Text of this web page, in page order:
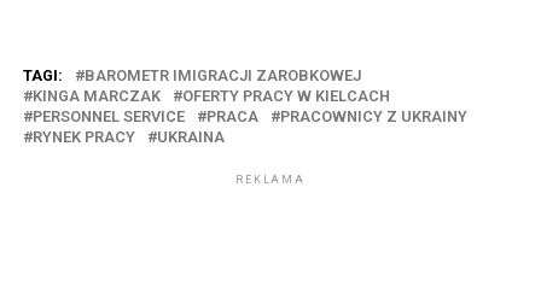
TAGI:
BAROMETR IMIGRACJI ZAROBKOWEJ
KINGA MARCZAK
OFERTY PRACY W KIELCACH
PERSONNEL SERVICE
PRACA
PRACOWNICY Z UKRAINY
RYNEK PRACY
UKRAINA
REKLAMA